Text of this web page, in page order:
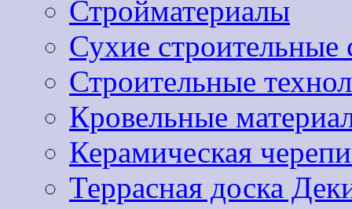
Стройматериалы
Сухие строительные
Строительные
Кровельные
Керамическая
Террасная доска